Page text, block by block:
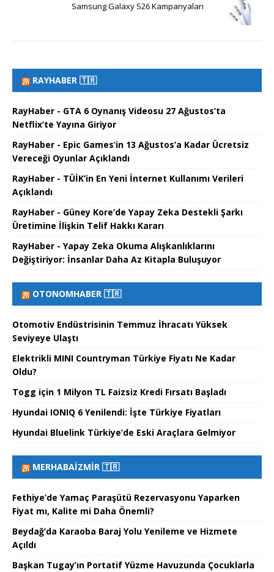
Samsung Galaxy S26 Kampanyaları
RAYHABER 🇹🇷
RayHaber - GTA 6 Oynanış Videosu 27 Ağustos’ta
Netflix’te Yayına Giriyor
RayHaber - Epic Games’in 13 Ağustos’a Kadar Ücretsiz
Vereceği Oyunlar Açıklandı
RayHaber - TÜİK’in En Yeni İnternet Kullanımı Verileri
Açıklandı
RayHaber - Güney Kore’de Yapay Zeka Destekli Şarkı
Üretimine İlişkin Telif Hakkı Kararı
RayHaber - Yapay Zeka Okuma Alışkanlıklarını
Değiştiriyor: İnsanlar Daha Az Kitapla Buluşuyor
OTONOMHABER 🇹🇷
Otomotiv Endüstrisinin Temmuz İhracatı Yüksek
Seviyeye Ulaştı
Elektrikli MINI Countryman Türkiye Fiyatı Ne Kadar
Oldu?
Togg için 1 Milyon TL Faizsiz Kredi Fırsatı Başladı
Hyundai IONIQ 6 Yenilendi: İşte Türkiye Fiyatları
Hyundai Bluelink Türkiye’de Eski Araçlara Gelmiyor
MERHABAİZMIR 🇹🇷
Fethiye’de Yamaç Paraşütü Rezervasyonu Yaparken
Fiyat mı, Kalite mi Daha Önemli?
Beydağ’da Karaoba Baraj Yolu Yenileme ve Hizmete
Açıldı
Başkan Tugay’ın Portatif Yüzme Havuzunda Çocuklarla